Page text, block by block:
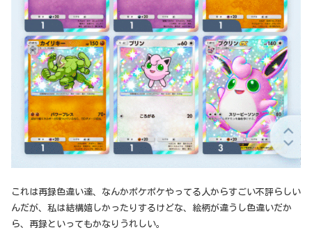
これは再録色違い達、なんかポケポケやってる人からすごい不評らしい
んだが、私は結構嬉しかったりするけどな、絵柄が違うし色違いだか
ら、再録といってもかなりうれしい。